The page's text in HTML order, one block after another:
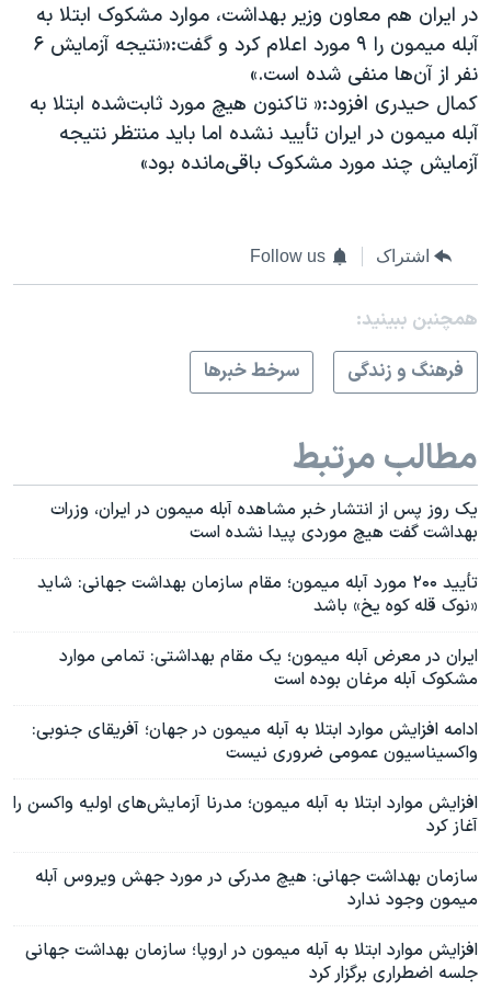
در ایران هم معاون وزیر بهداشت، موارد مشکوک ابتلا به
آبله میمون را ۹ مورد اعلام کرد و گفت:«نتیجه آزمایش ۶
نفر از آن‌ها منفی شده است.»
کمال حیدری افزود:« تاکنون هیچ مورد ثابت‌شده ابتلا به
آبله میمون در ایران تأیید نشده اما باید منتظر نتیجه
آزمایش چند مورد مشکوک باقی‌مانده بود»
اشتراک Follow us
همچنبن ببینید:
فرهنگ و زندگی
سرخط خبرها
مطالب مرتبط
یک روز پس از انتشار خبر مشاهده آبله میمون در ایران، وزرات
بهداشت گفت هیچ موردی پیدا نشده است
تأیید ۲۰۰ مورد آبله میمون؛ مقام سازمان بهداشت جهانی: شاید
«نوک‌ قله کوه یخ» باشد
ایران در معرض آبله میمون؛ یک مقام بهداشتی: تمامی موارد
مشکوک آبله مرغان بوده است
ادامه افزایش موارد ابتلا به آبله میمون در جهان؛ آفریقای جنوبی:
واکسیناسیون عمومی ضروری نیست
افزایش موارد ابتلا به آبله میمون؛ مدرنا آزمایش‌های اولیه واکسن را
آغاز کرد
سازمان بهداشت جهانی: هیچ مدرکی در مورد جهش ویروس آبله
میمون وجود ندارد
افزایش موارد ابتلا به آبله میمون در اروپا؛ سازمان بهداشت جهانی
جلسه اضطراری برگزار کرد